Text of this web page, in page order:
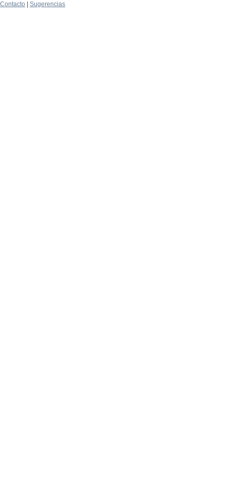
Contacto
Sugerencias